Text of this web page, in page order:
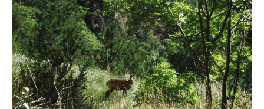
At the western entrance to the Gorges du Verdon, the
Saint-Maurin nature reserve is characterized by the
formation of travertines (tuffs) resulting from the
precipitation of calcium carbonate released by springs at
the foot of the Barbin cliff.